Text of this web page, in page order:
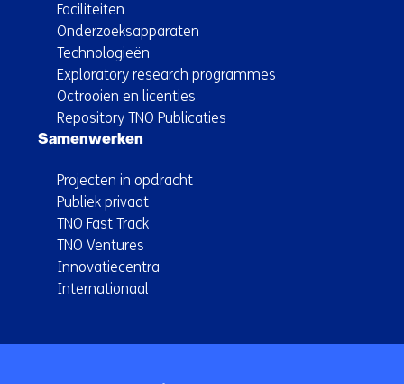
Faciliteiten
Onderzoeksapparaten
Technologieën
Exploratory research programmes
Octrooien en licenties
Repository TNO Publicaties
Samenwerken
Projecten in opdracht
Publiek privaat
TNO Fast Track
TNO Ventures
Innovatiecentra
Internationaal